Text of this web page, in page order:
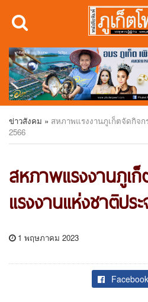
ข่าวสังคม » สหภาพแรงงานภูเก็ตจัดกิจ
2566
สหภาพแรงงานภูเ
แรงงานแห่งชาติปร
1 พฤษภาคม 2023
Facebook